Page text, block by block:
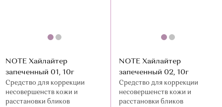
NOTE Хайлайтер
запеченный 01, 10г
Средство для коррекции
несовершенств кожи и
расстановки бликов
NOTE Хайлайтер
запеченный 02, 10г
Средство для коррекции
несовершенств кожи и
расстановки бликов